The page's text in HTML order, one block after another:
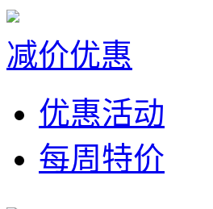
减价优惠
优惠活动
每周特价